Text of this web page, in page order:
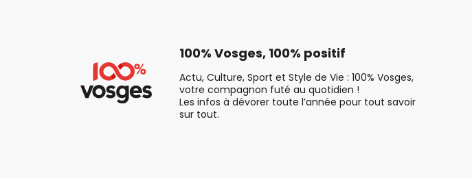
100% Vosges, 100% positif
Actu, Culture, Sport et Style de Vie : 100% Vosges,
votre compagnon futé au quotidien !
Les infos à dévorer toute l’année pour tout savoir
sur tout.